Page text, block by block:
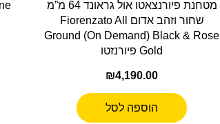
מטחנת פיורנצאטו אול גראונד 64 מ”מ
שחור וזהב אדום Fiorenzato All
Ground (On Demand) Black & Rose
Gold פיורנזטו
₪4,190.00
הוספה לסל